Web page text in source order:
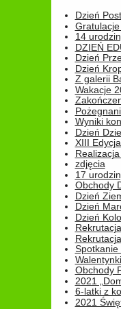
Dzień
14
DZIEŃ
Dzień
Dzień
Z galerii
Wakacje
Wyniki
Dzień
XIII
zdjęcia
17
Obchody
Dzień
Dzień
Dzień
Rekrutacja
Spotkanie
Obchody
2021
6-latki z
2021